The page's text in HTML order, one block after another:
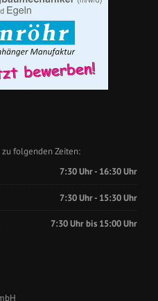
zu folgenden Zeiten:
7:30 Uhr - 16:30 Uhr
7:30 Uhr - 15:30 Uhr
7:30 Uhr bis 15:00 Uhr